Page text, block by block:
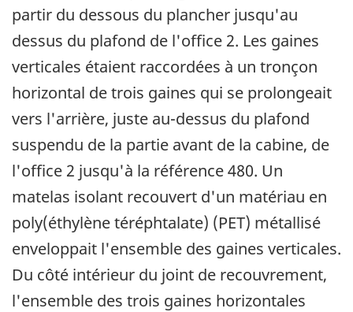
partir du dessous du plancher jusqu'au
dessus du plafond de l'office 2. Les gaines
verticales étaient raccordées à un tronçon
horizontal de trois gaines qui se prolongeait
vers l'arrière, juste au-dessus du plafond
suspendu de la partie avant de la cabine, de
l'office 2 jusqu'à la référence 480. Un
matelas isolant recouvert d'un matériau en
poly(éthylène téréphtalate) (PET) métallisé
enveloppait l'ensemble des gaines verticales.
Du côté intérieur du joint de recouvrement,
l'ensemble des trois gaines horizontales